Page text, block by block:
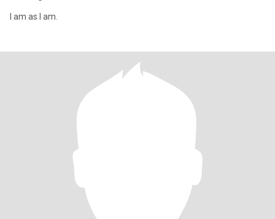
I am as I am.